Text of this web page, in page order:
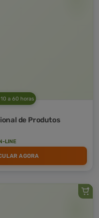
10 a 60 horas
de Produtos
LINE
AGORA